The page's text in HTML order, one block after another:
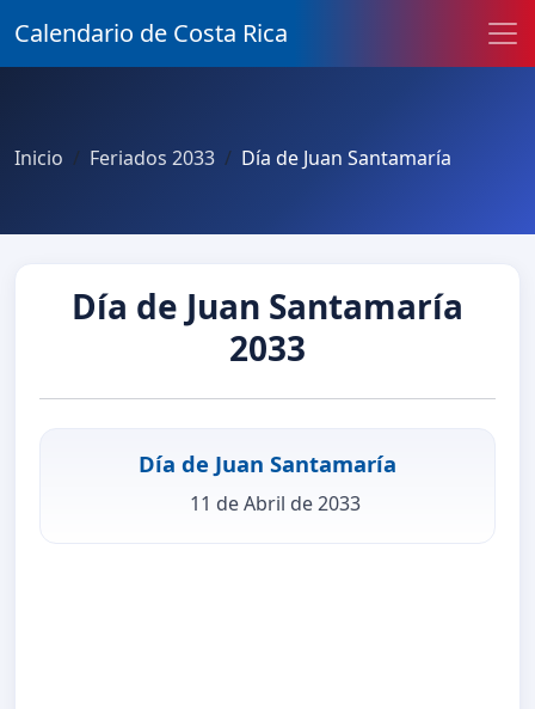
Calendario de Costa Rica
Inicio Feriados 2033 Día de Juan Santamaría
Día de Juan Santamaría
2033
Día de Juan Santamaría
11 de Abril de 2033